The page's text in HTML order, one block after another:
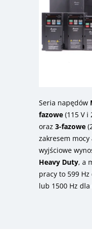
Seria napędów
fazowe (115 V i
oraz 3-fazowe
zakresem mocy
wyjściowe
Heavy Duty, a
pracy to 599
lub 1500 Hz